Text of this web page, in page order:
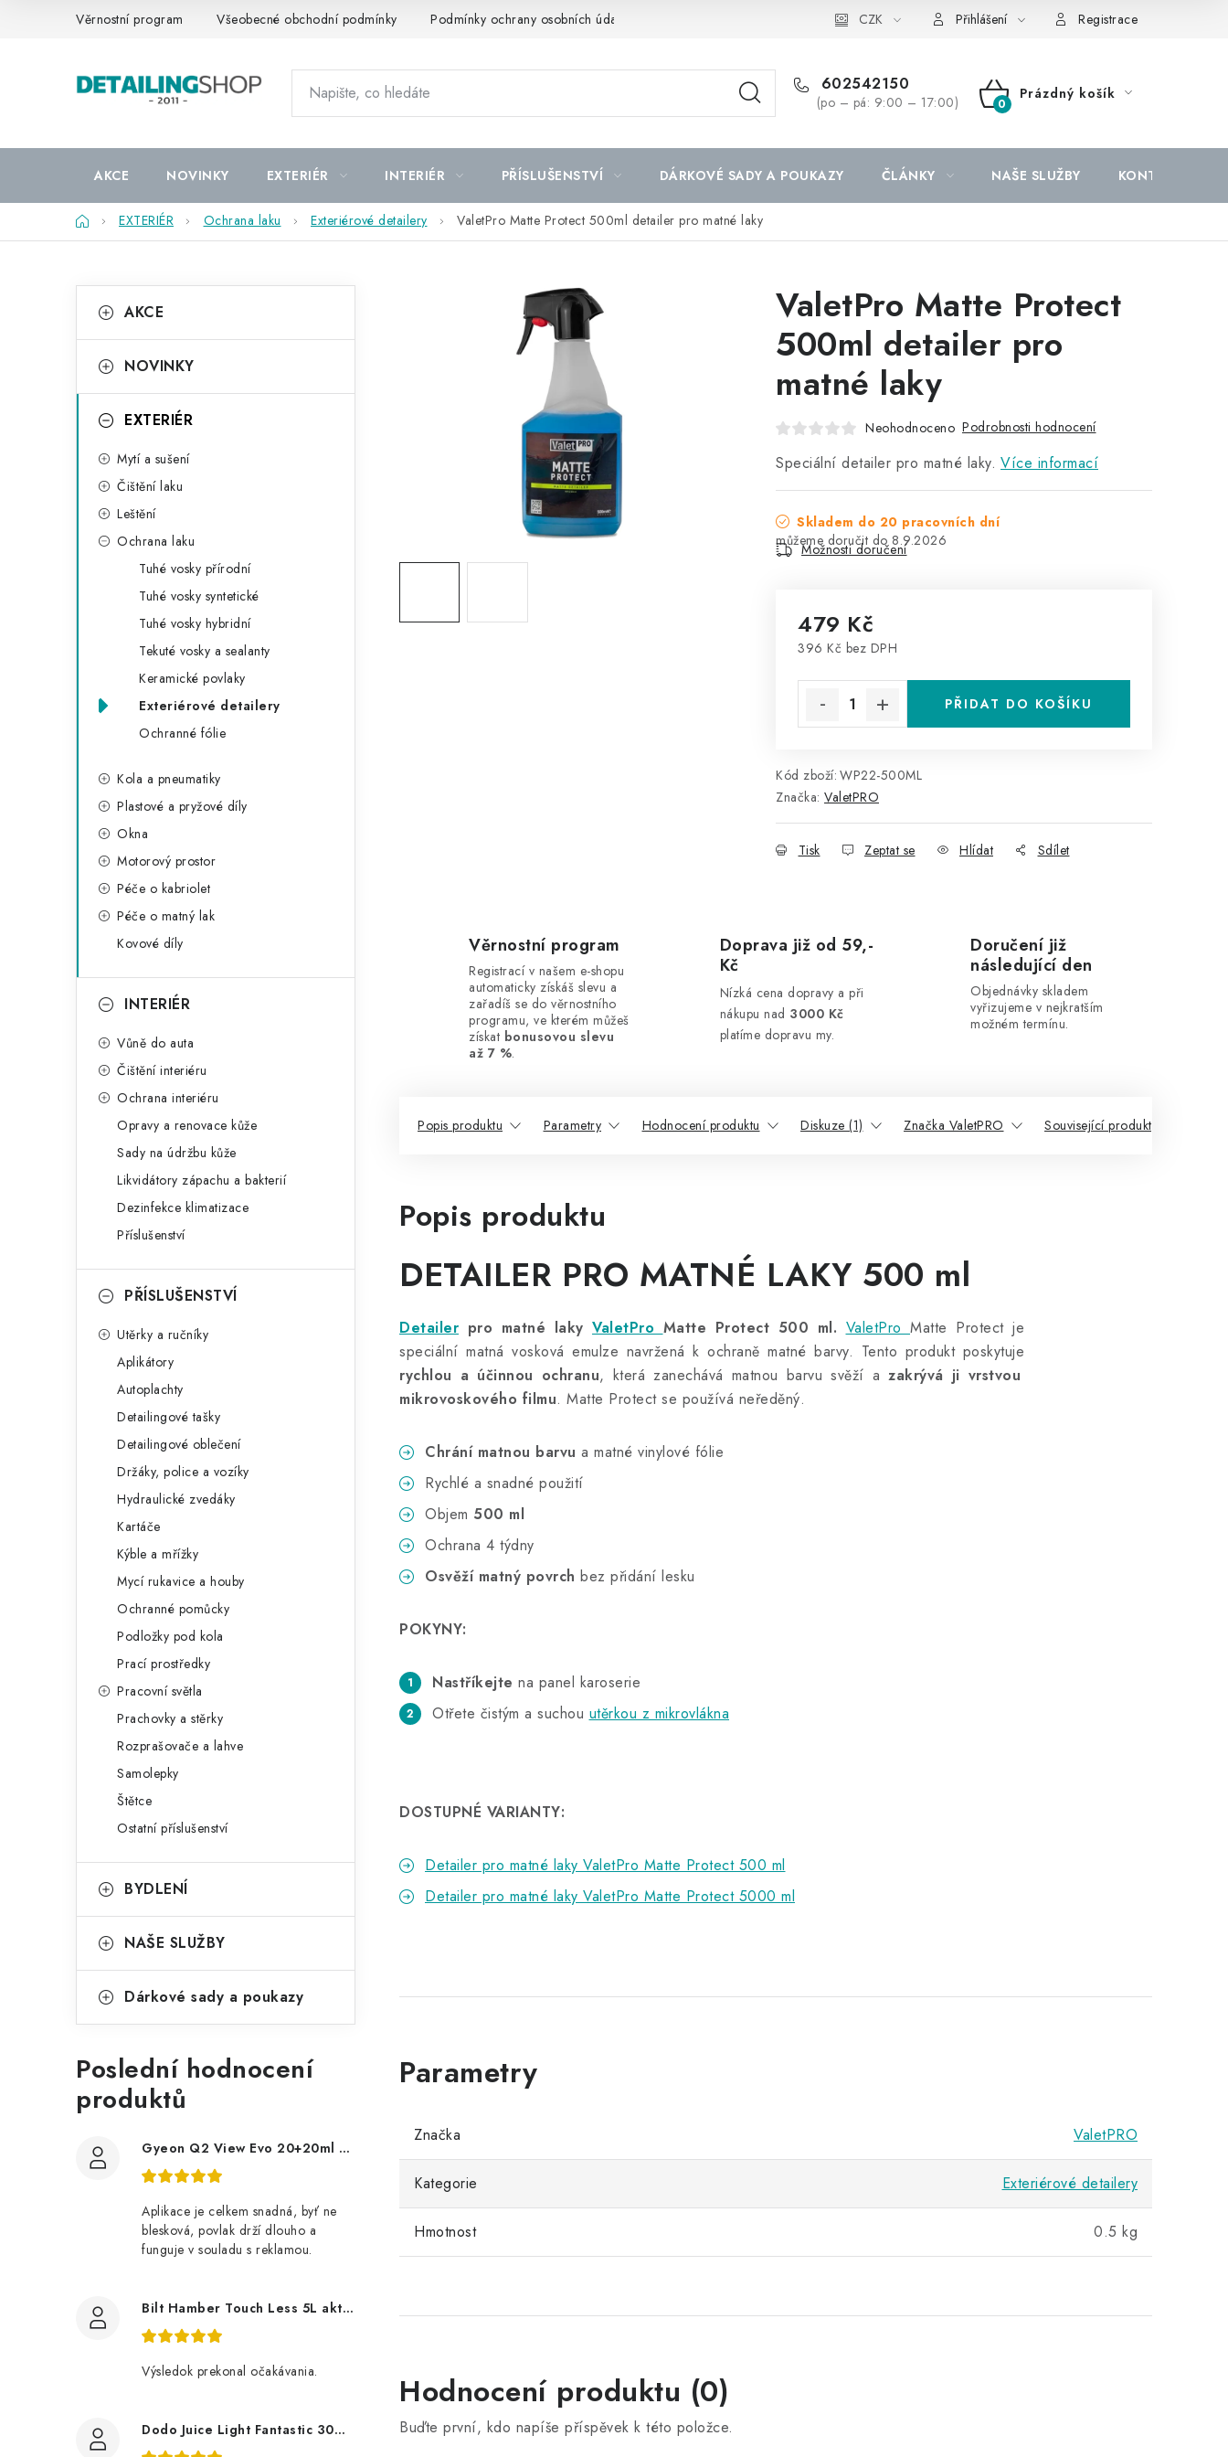
Věrnostní program Všeobecné obchodní podmínky Podmínky ochrany osobních údajů CZK Přihlášení Registrace
602542150
(po – pá: 9:00 – 17:00)
NÁKUPNÍ
Prázdný košík
AKCE NOVINKY EXTERIÉR INTERIÉR PŘÍSLUŠENSTVÍ DÁRKOVÉ SADY A POUKAZY ČLÁNKY NAŠE SLUŽBY KONTAKTY
DomůEXTERIÉR Ochrana laku Exteriérové detailery ValetPro Matte Protect 500ml detailer pro matné laky
o
t
kategorie
a
e
AKCE
NOVINKY
EXTERIÉR
Mytí a sušení
Čištění laku
Leštění
Ochrana laku
Tuhé vosky přírodní
Tuhé vosky syntetické
Tuhé vosky hybridní
Tekuté vosky a sealanty
Keramické povlaky
Exteriérové detailery
Ochranné fólie
Kola a pneumatiky
Plastové a pryžové díly
Okna
Motorový prostor
Péče o kabriolet
Péče o matný lak
Kovové díly
INTERIÉR
Vůně do auta
Čištění interiéru
Ochrana interiéru
Opravy a renovace kůže
Sady na údržbu kůže
Likvidátory zápachu a bakterií
Dezinfekce klimatizace
Příslušenství
PŘÍSLUŠENSTVÍ
Utěrky a ručníky
Aplikátory
Autoplachty
Detailingové tašky
Detailingové oblečení
Držáky, police a vozíky
Hydraulické zvedáky
Kartáče
Kýble a mřížky
Mycí rukavice a houby
Ochranné pomůcky
Podložky pod kola
Prací prostředky
Pracovní světla
Prachovky a stěrky
Rozprašovače a lahve
Samolepky
Štětce
Ostatní příslušenství
BYDLENÍ
NAŠE SLUŽBY
Dárkové sady a poukazy
Poslední hodnocení
produktů
Gyeon Q2 View Evo 20+20ml nanopovlak na okna
Aplikace je celkem snadná, byť ne
blesková, povlak drží dlouho a
funguje v souladu s reklamou.
Bilt Hamber Touch Less 5L aktivní pěna
Výsledok prekonal očakávania.
Dodo Juice Light Fantastic 30ml měkký vosk
ValetPro Matte Protect
500ml detailer pro
matné laky
Neohodnoceno Podrobnosti hodnocení
Speciální detailer pro matné laky. Více informací
Skladem do 20 pracovních dní
8.9.2026
Možnosti doručení
479 Kč
396 Kč bez DPH
PŘIDAT DO KOŠÍKU
Kód zboží: WP22-500ML
Značka: ValetPRO
Tisk Zeptat se Hlídat Sdílet
Věrnostní program
Registrací v našem e-shopu
automaticky získáš slevu a
zařadíš se do věrnostního
programu, ve kterém můžeš
získat bonusovou slevu
až 7 %.
Doprava již od 59,-
Kč
Nízká cena dopravy a při
nákupu nad 3000 Kč
platíme dopravu my.
Doručení již
následující den
Objednávky skladem
vyřizujeme v nejkratším
možném termínu.
Popis produktu Parametry Hodnocení produktu Diskuze (1) Značka ValetPRO Související produkty
Popis produktu
DETAILER PRO MATNÉ LAKY 500 ml
Detailer pro matné laky ValetPro Matte Protect 500 ml. ValetPro Matte Protect je
speciální matná vosková emulze navržená k ochraně matné barvy. Tento produkt poskytuje
rychlou a účinnou ochranu, která zanechává matnou barvu svěží azakrývá ji vrstvou
mikrovoskového filmu. Matte Protect se používá neředěný.
Chrání matnou barvu a matné vinylové fólie
Rychlé a snadné použití
Objem 500 ml
Ochrana 4 týdny
Osvěží matný povrch bez přidání lesku
POKYNY:
Nastříkejte na panel karoserie
Otřete čistým a suchou utěrkou z mikrovlákna
DOSTUPNÉ VARIANTY:
Detailer pro matné laky ValetPro Matte Protect 500 ml
Detailer pro matné laky ValetPro Matte Protect 5000 ml
Značka ValetPRO
Kategorie Exteriérové detailery
Hmotnost 0.5 kg
Hodnocení produktu (0)
Buďte první, kdo napíše příspěvek k této položce.